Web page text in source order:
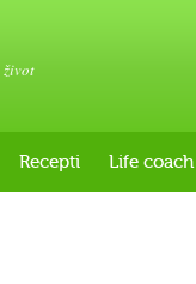
život
Recepti Life coach